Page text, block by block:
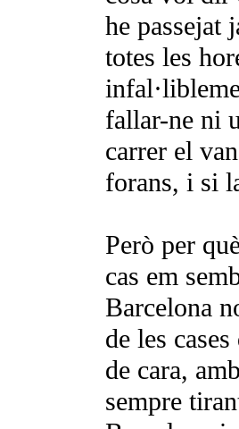
he passejat
totes les
fallar-ne ni
carrer el
forans, i si
Però per
cas em
Barcelona
de les
de cara,
sempre